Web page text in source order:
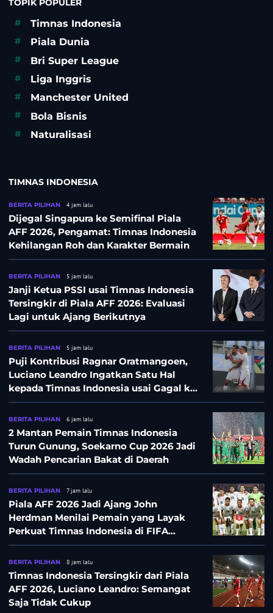
#
Timnas Indonesia
# Piala Dunia
# Bri Super League
# Liga Inggris
# Manchester United
# Bola Bisnis
# Naturalisasi
TIMNAS INDONESIA
BERITA PILIHAN 4 jam lalu
Dijegal Singapura ke Semifinal Piala
AFF 2026, Pengamat: Timnas Indonesia
Kehilangan Roh dan Karakter Bermain
BERITA PILIHAN 5 jam lalu
Janji Ketua PSSI usai Timnas Indonesia
Tersingkir di Piala AFF 2026: Evaluasi
Lagi untuk Ajang Berikutnya
BERITA PILIHAN 5 jam lalu
Puji Kontribusi Ragnar Oratmangoen,
Luciano Leandro Ingatkan Satu Hal
kepada Timnas Indonesia usai Gagal ke
Semifinal Piala AFF 2026
BERITA PILIHAN 6 jam lalu
2 Mantan Pemain Timnas Indonesia
Turun Gunung, Soekarno Cup 2026 Jadi
Wadah Pencarian Bakat di Daerah
BERITA PILIHAN 7 jam lalu
Piala AFF 2026 Jadi Ajang John
Herdman Menilai Pemain yang Layak
Perkuat Timnas Indonesia di FIFA
ASEAN Cup 2026
BERITA PILIHAN 8 jam lalu
Timnas Indonesia Tersingkir dari Piala
AFF 2026, Luciano Leandro: Semangat
Saja Tidak Cukup